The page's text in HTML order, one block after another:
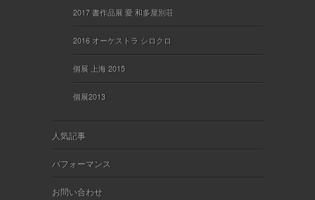
2017 書作品展 愛 和多屋別荘
2016 オーケストラ シロクロ
個展 上海 2015
個展2013
人気記事
パフォーマンス
お問い合わせ